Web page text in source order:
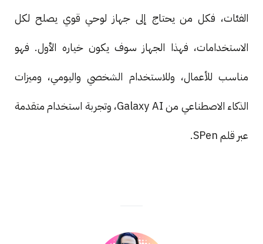
الفئات، فكل من يحتاج إلى جهاز لوحي قوي يصلح لكل
الاستخدامات، فهذا الجهاز سوف يكون خياره الأول. فهو
مناسب للأعمال، وللاستخدام الشخصي واليومي، وميزات
الذكاء الاصطناعي من Galaxy AI، وتجربة استخدام متقدمة
عبر قلم SPen.